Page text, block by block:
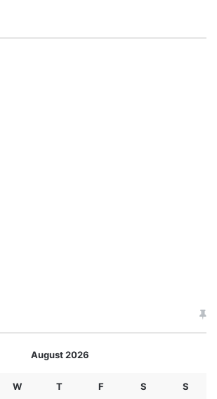
August 2026
W T F S S